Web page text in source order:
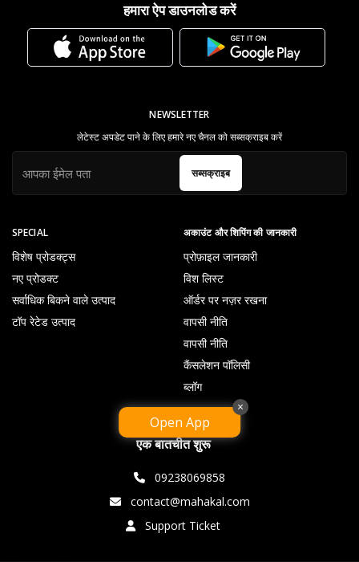
हमारा ऐप डाउनलोड करें
SPECIAL
विशेष प्रोडक्ट्स
नए प्रोडक्ट
सर्वाधिक बिकने वाले उत्पाद
टॉप रेटेड उत्पाद
अकाउंट और शिपिंग की जानकारी
प्रोफ़ाइल जानकारी
विश लिस्ट
ऑर्डर पर नज़र रखना
वापसी नीति
वापसी नीति
कैंसलेशन पॉलिसी
ब्लॉग
NEWSLETTER
लेटेस्ट अपडेट पाने के लिए हमारे नए चैनल को सब्सक्राइब करें
सब्सक्राइब
एक बातचीत शुरू
09238069858
contact@mahakal.com
Support Ticket
Open App
×